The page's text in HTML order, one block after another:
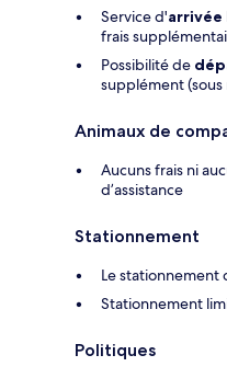
Service d'arrivée
frais
Possibilité de
supplément
Animaux de
Aucuns frais ni
d’assistance
Stationnement
Le stationnement
Stationnement
Politiques